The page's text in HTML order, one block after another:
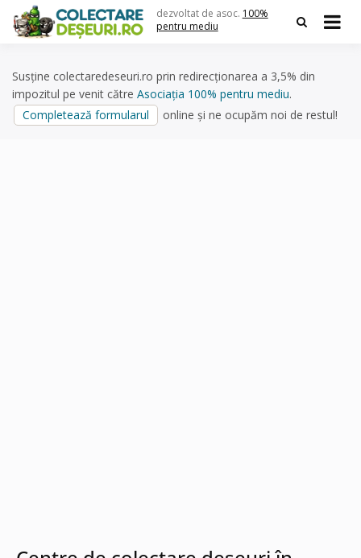
content
dezvoltat de asoc. 100%
pentru mediu
Susține colectaredeseuri.ro prin redirecționarea a 3,5% din
impozitul pe venit către Asociația 100% pentru mediu.
Completează formularul
online și ne ocupăm noi de restul!